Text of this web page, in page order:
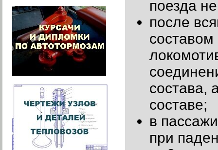
поезда
после
состава,
составе;
в
при